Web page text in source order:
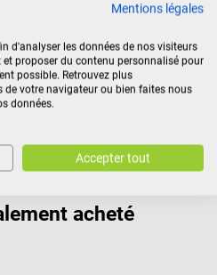
acheté
Mentions légales
d'analyser les données de nos visiteurs
proposer du contenu personnalisé pour
possible. Retrouvez plus
votre navigateur ou bien faites nous
données.
Accepter tout